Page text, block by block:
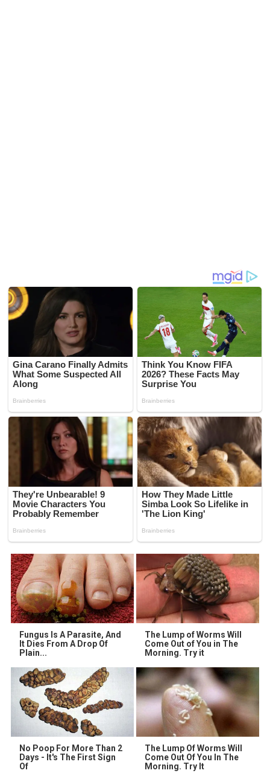
Fungus Is A Parasite, And
It Dies From A Drop Of
Plain...
The Lump of Worms Will
Come Out of You in The
Morning. Try it
No Poop For More Than 2
Days - It's The First Sign
Of
The Lump Of Worms Will
Come Out Of You In The
Morning. Try It